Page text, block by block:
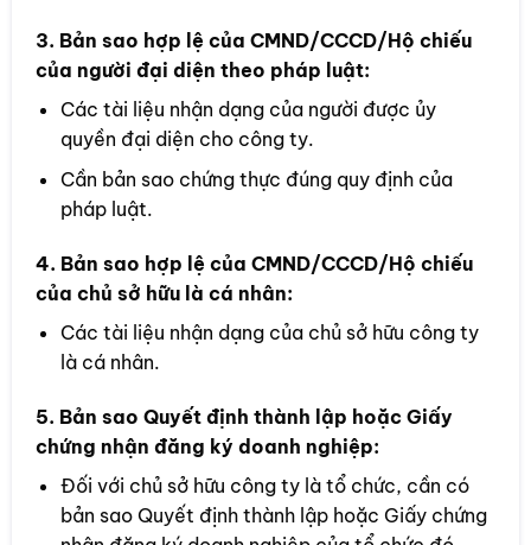
3. Bản sao hợp lệ của CMND/CCCD/Hộ chiếu
của người đại diện theo pháp luật:
Các tài liệu nhận dạng của người được ủy
quyền đại diện cho công ty.
Cần bản sao chứng thực đúng quy định của
pháp luật.
4. Bản sao hợp lệ của CMND/CCCD/Hộ chiếu
của chủ sở hữu là cá nhân:
Các tài liệu nhận dạng của chủ sở hữu công ty
là cá nhân.
5. Bản sao Quyết định thành lập hoặc Giấy
chứng nhận đăng ký doanh nghiệp:
Đối với chủ sở hữu công ty là tổ chức, cần có
bản sao Quyết định thành lập hoặc Giấy chứng